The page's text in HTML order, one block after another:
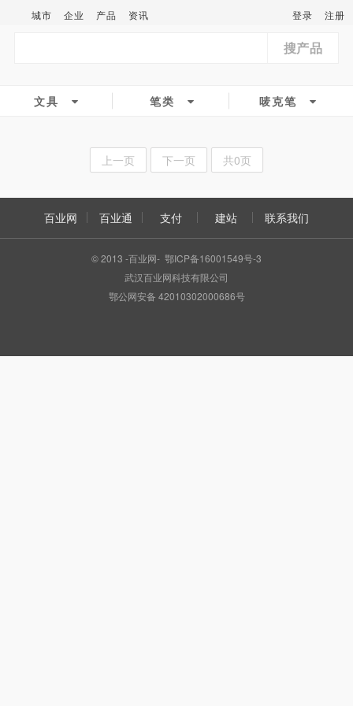
城市 企业 产品 资讯 登录 注册
搜产品
文具 笔类 唛克笔
上一页 下一页 共0页
百业网 百业通 支付 建站 联系我们
© 2013 -百业网- 鄂ICP备16001549号-3
武汉百业网科技有限公司
鄂公网安备 42010302000686号